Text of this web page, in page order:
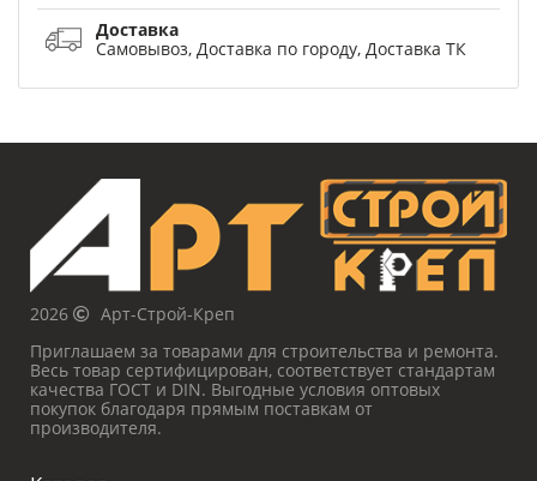
Доставка
Самовывоз, Доставка по городу, Доставка ТК
2026
Арт-Строй-Креп
Приглашаем за товарами для строительства и ремонта.
Весь товар сертифицирован, соответствует стандартам
качества ГОСТ и DIN. Выгодные условия оптовых
покупок благодаря прямым поставкам от
производителя.